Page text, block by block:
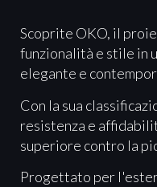
Scoprite OKO, il
funzionalità e stile in
elegante e
Con la sua
resistenza e
superiore contro la
Progettato per